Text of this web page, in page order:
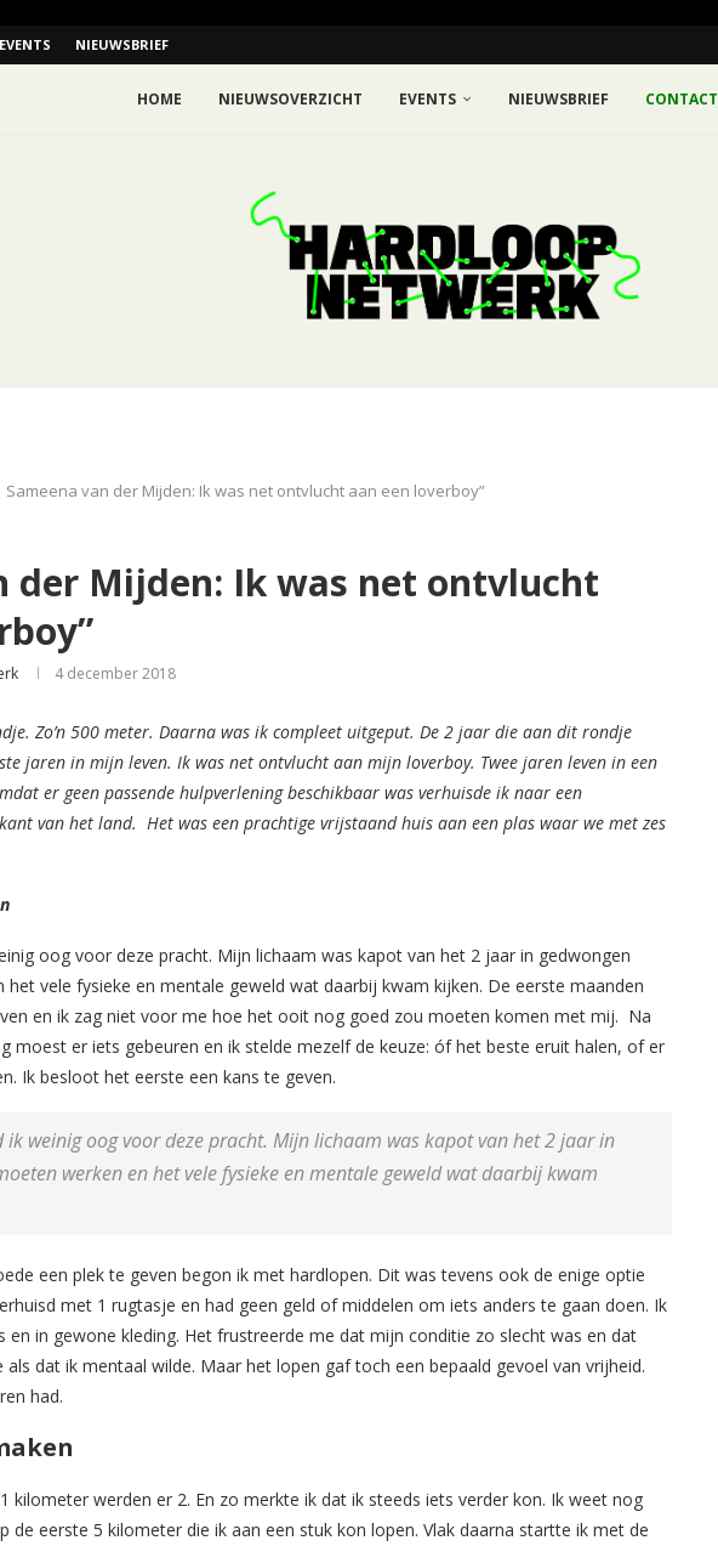
EVENTS NIEUWSBRIEF
HOME NIEUWSOVERZICHT EVENTS NIEUWSBRIEF CONTACT
Sameena van der Mijden: Ik was net ontvlucht aan een loverboy”
der Mijden: Ik was net ontvlucht
4 december 2018
Zo’n 500 meter. Daarna was ik compleet uitgeput. De 2 jaar die aan dit rondje
jaren in mijn leven. Ik was net ontvlucht aan mijn loverboy. Twee jaren leven in een
er geen passende hulpverlening beschikbaar was verhuisde ik naar een
van het land. Het was een prachtige vrijstaand huis aan een plas waar we met zes
oog voor deze pracht. Mijn lichaam was kapot van het 2 jaar in gedwongen
vele fysieke en mentale geweld wat daarbij kwam kijken. De eerste maanden
en ik zag niet voor me hoe het ooit nog goed zou moeten komen met mij. Na
moest er iets gebeuren en ik stelde mezelf de keuze: óf het beste eruit halen, of er
Ik besloot het eerste een kans te geven.
ik weinig oog voor deze pracht. Mijn lichaam was kapot van het 2 jaar in
werken en het vele fysieke en mentale geweld wat daarbij kwam
een plek te geven begon ik met hardlopen. Dit was tevens ook de enige optie
met 1 rugtasje en had geen geld of middelen om iets anders te gaan doen. Ik
en in gewone kleding. Het frustreerde me dat mijn conditie zo slecht was en dat
dat ik mentaal wilde. Maar het lopen gaf toch een bepaald gevoel van vrijheid.
had.
kilometer werden er 2. En zo merkte ik dat ik steeds iets verder kon. Ik weet nog
eerste 5 kilometer die ik aan een stuk kon lopen. Vlak daarna startte ik met de